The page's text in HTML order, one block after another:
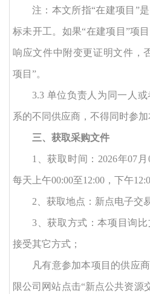
注：本文所指“在建项目”
标未开工。如果“在建项目”项
响应文件中附变更证明文件，
项目”。
3.3 单位负责人为同一人
系的不同供应商，不得同时参加
三、获取采购文件
1、获取时间： 2026年07 月
每天上午00:00至12:00，下午
2、获取地点：新点电子交
3、获取方式：本项目询
接受其它方式；
凡有意参加本项目的供应
限公司网站点击“新点公共资源